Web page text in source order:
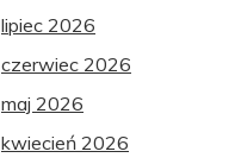
lipiec 2026
czerwiec 2026
maj 2026
kwiecień 2026